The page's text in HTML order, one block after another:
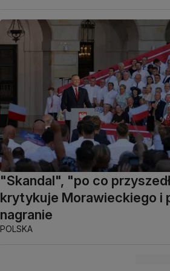
"Skandal", "po co
krytykuje Morawieckiego i
nagranie
POLSKA